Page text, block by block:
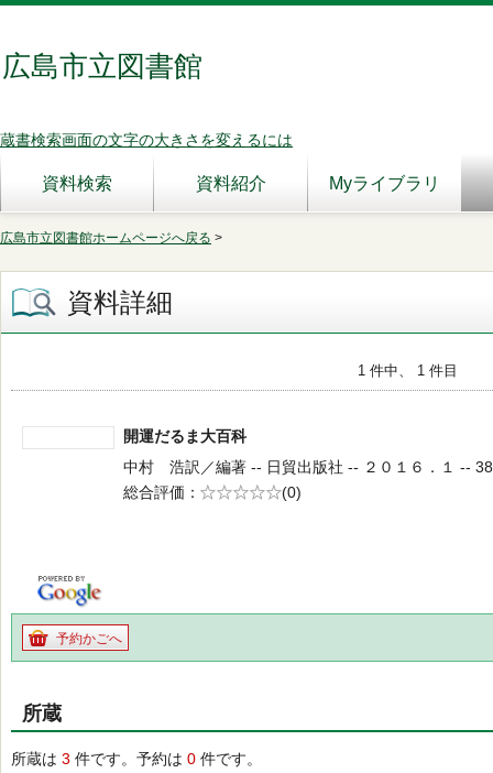
広島市立図書館
蔵書検索画面の文字の大きさを変えるには
資料検索 資料紹介 Myライブラリ
広島市立図書館ホームページへ戻る >
資料詳細
1 件中、 1 件目
開運だるま大百科
中村 浩訳／編著 -- 日貿出版社 -- ２０１６．１ --
総合評価
5段階評価
(0)
予約かごへ
所蔵
所蔵は 3 件です。予約は 0 件です。